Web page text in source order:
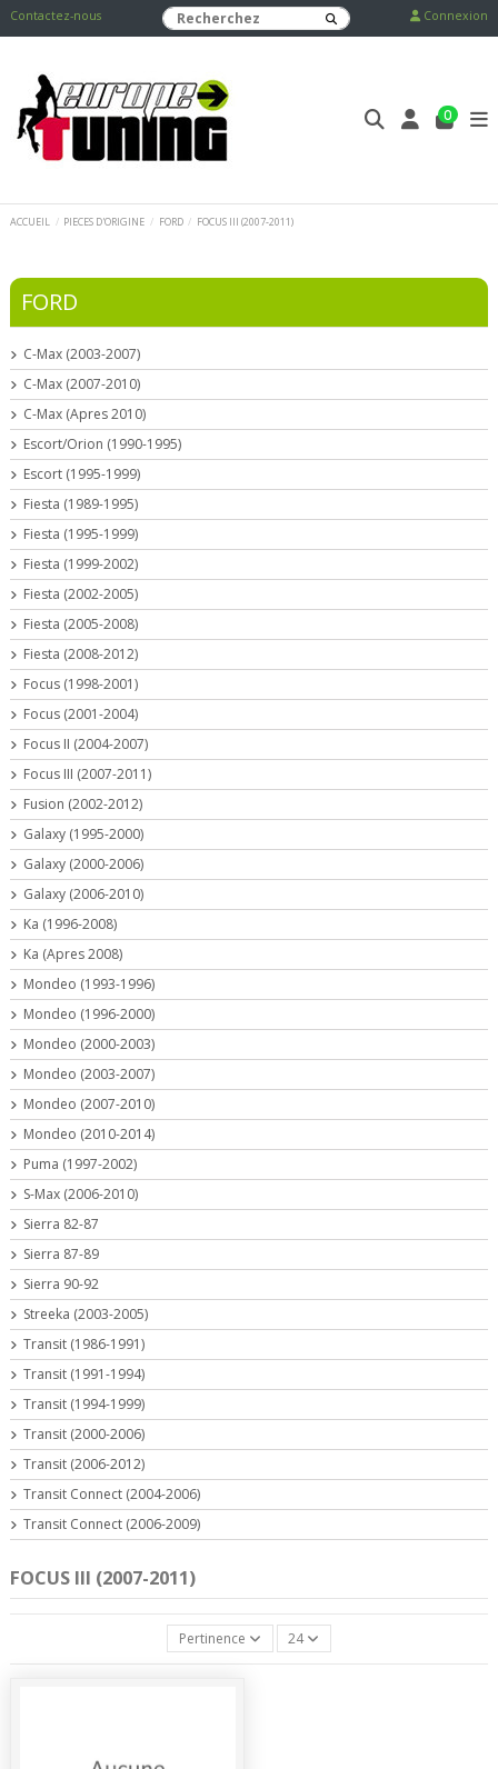
Contactez-nous Connexion
0
ACCUEIL PIECES D'ORIGINE FORD FOCUS III (2007-2011)
FOCUS III (2007-2011)
Pertinence 24
FORD
C-Max (2003-2007)
C-Max (2007-2010)
C-Max (Apres 2010)
Escort/Orion (1990-1995)
Escort (1995-1999)
Fiesta (1989-1995)
Fiesta (1995-1999)
Fiesta (1999-2002)
Fiesta (2002-2005)
Fiesta (2005-2008)
Fiesta (2008-2012)
Focus (1998-2001)
Focus (2001-2004)
Focus II (2004-2007)
Focus III (2007-2011)
Fusion (2002-2012)
Galaxy (1995-2000)
Galaxy (2000-2006)
Galaxy (2006-2010)
Ka (1996-2008)
Ka (Apres 2008)
Mondeo (1993-1996)
Mondeo (1996-2000)
Mondeo (2000-2003)
Mondeo (2003-2007)
Mondeo (2007-2010)
Mondeo (2010-2014)
Puma (1997-2002)
S-Max (2006-2010)
Sierra 82-87
Sierra 87-89
Sierra 90-92
Streeka (2003-2005)
Transit (1986-1991)
Transit (1991-1994)
Transit (1994-1999)
Transit (2000-2006)
Transit (2006-2012)
Transit Connect (2004-2006)
Transit Connect (2006-2009)